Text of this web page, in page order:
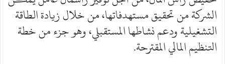
الشركة من تحقيق مستهدفاتها، من خلال زيادة الطاقة
التشغيلية ودعم نشاطها المستقبلي، وهو جزء من خطة
التنظيم المالي المقترحة.